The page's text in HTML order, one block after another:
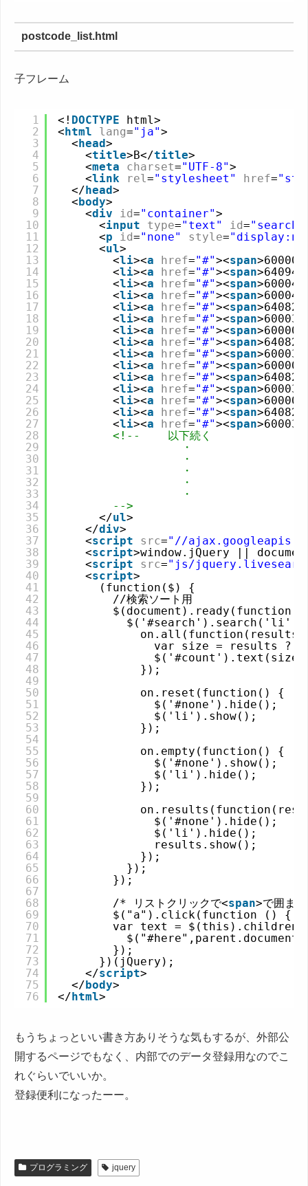
postcode_list.html
子フレーム
1
2
3
4
5
6
7
8
9
10
11
12
13
14
15
16
17
18
19
20
21
22
23
24
25
26
27
28
29
30
31
32
33
34
35
36
37
38
39
40
41
42
43
44
45
46
47
48
49
50
51
52
53
54
55
56
57
58
59
60
61
62
63
64
65
66
67
68
69
70
71
72
73
74
75
76
<! DOCTYPE
html>
<html lang="ja">
<head>
<title>B</title>
<meta charset="UTF-8">
<link rel ="stylesheet" href=
</head>
<body>
<div id="container">
<input type="text" id="search"
<p id="none" style=
<ul>
<li><a href="#"><span
<li><a href="#"><span
<li><a href="#"><span
<li><a href="#"><span
<li><a href="#"><span
<li><a href="#"><span
<li><a href="#"><span
<li><a href="#"><span
<li><a href="#"><span
<li><a href="#"><span
<li><a href="#"><span
<li><a href="#"><span
<li><a href="#"><span
<li><a href="#"><span
<li><a href="#"><span
<!--    以下続く
・
・
・
・
・
-->
</ul>
</div>
<script src="//
<script>window.jQuery ||
<script src="js/
<script>
(function($) {
//検索ソート用
$('#search').search('li',
var size = results ?
});
on.reset(function() {
$('#none').hide();
$('li').show();
});
on.empty(function() {
$('#none').show();
$('li').hide();
});
$('#none').hide();
$('li').hide();
results.show();
});
});
});
/* リストクリックで<span>で囲ま
$("a").click(function () {
var text =
});
})(jQuery);
</script>
</body>
</html>
もうちょっといい書き方ありそうな気もするが、外部公
開するページでもなく、内部でのデータ登録用なのでこ
れぐらいでいいか。
登録便利になったーー。
プログラミング jquery